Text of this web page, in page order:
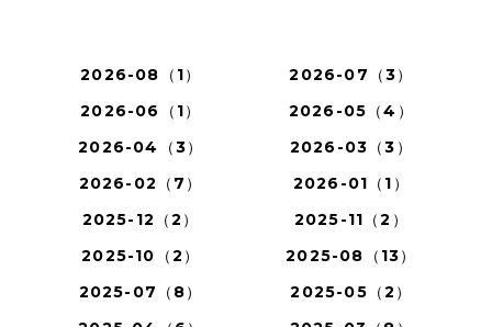
2026-08（1）
2026-07（3）
2026-06（1）
2026-05（4）
2026-04（3）
2026-03（3）
2026-02（7）
2026-01（1）
2025-12（2）
2025-11（2）
2025-10（2）
2025-08（13）
2025-07（8）
2025-05（2）